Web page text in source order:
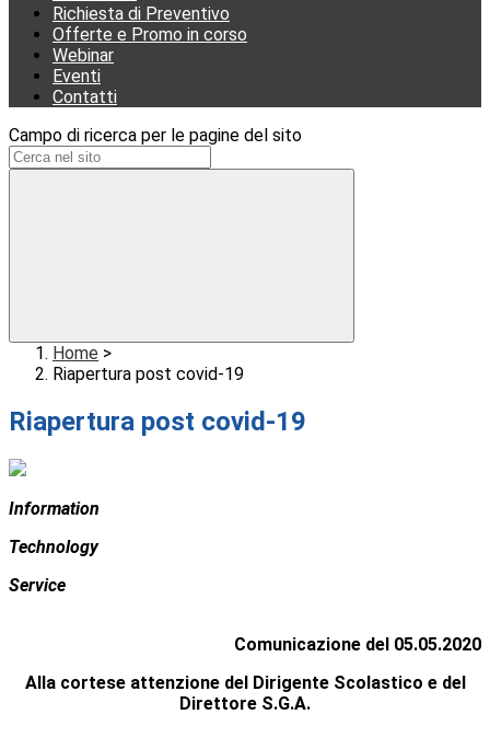
Richiesta di Preventivo
Offerte e Promo in corso
Webinar
Eventi
Contatti
Campo di ricerca per le pagine del sito
Home >
Riapertura post covid-19
Riapertura post covid-19
Information
Technology
Service
Comunicazione del 05.05.2020
Alla cortese attenzione del Dirigente Scolastico e del
Direttore S.G.A.